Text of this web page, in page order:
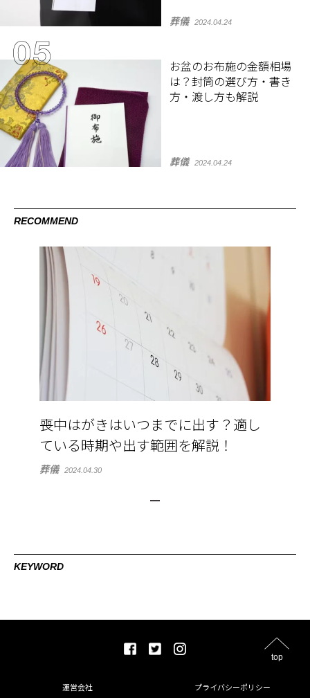
葬儀 2024.04.24
お盆のお布施の金額相場
は？封筒の選び方・書き
方・渡し方も解説
葬儀 2024.04.24
RECOMMEND
喪中はがきはいつまでに出す？適し
ている時期や出す範囲を解説！
葬儀 2024.04.30
KEYWORD
top
運営会社 プライバシーポリシー